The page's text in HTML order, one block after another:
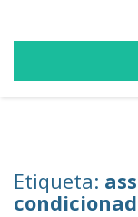
Etiqueta: